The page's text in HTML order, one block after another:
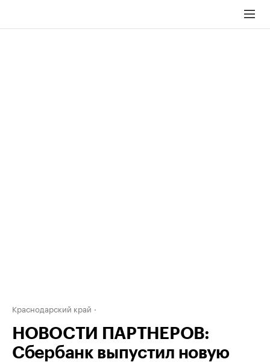
Краснодарский край
НОВОСТИ ПАРТНЕРОВ:
Сбербанк выпустил новую